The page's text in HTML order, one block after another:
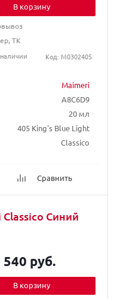
Maimeri
A8C6D9
20 мл
405 King's Blue Light
Classico
Сравнить
В корзину
ТК
Код: M0302405
Синий
540 руб.
В корзину